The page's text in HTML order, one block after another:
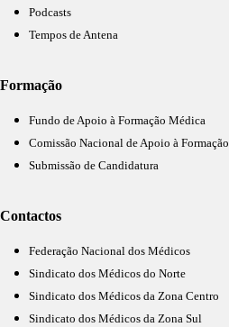
Podcasts
Tempos de Antena
Formação
Fundo de Apoio à Formação Médica
Comissão Nacional de Apoio à Formação
Submissão de Candidatura
Contactos
Federação Nacional dos Médicos
Sindicato dos Médicos do Norte
Sindicato dos Médicos da Zona Centro
Sindicato dos Médicos da Zona Sul